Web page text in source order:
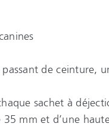
de ceinture,
sachet à
mm et d’une